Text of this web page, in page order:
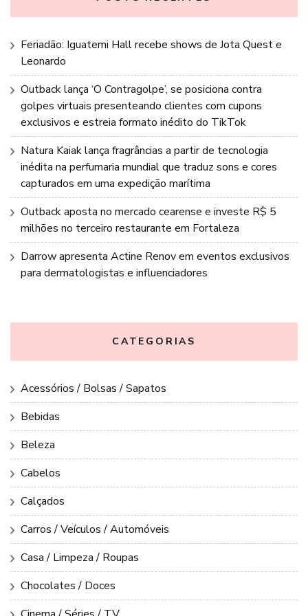
Feriadão: Iguatemi Hall recebe shows de Jota Quest e
Leonardo
Outback lança ‘O Contragolpe’, se posiciona contra
golpes virtuais presenteando clientes com cupons
exclusivos e estreia formato inédito do TikTok
Natura Kaiak lança fragrâncias a partir de tecnologia
inédita na perfumaria mundial que traduz sons e cores
capturados em uma expedição marítima
Outback aposta no mercado cearense e investe R$ 5
milhões no terceiro restaurante em Fortaleza
Darrow apresenta Actine Renov em eventos exclusivos
para dermatologistas e influenciadores
CATEGORIAS
Acessórios / Bolsas / Sapatos
Bebidas
Beleza
Cabelos
Calçados
Carros / Veículos / Automóveis
Casa / Limpeza / Roupas
Chocolates / Doces